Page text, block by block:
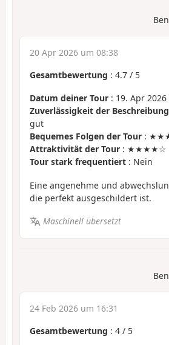
20 Apr 2026 um 08:38
Gesamtbewertung : 4.7 / 5
Datum deiner Tour : 19. Apr 2026
Zuverlässigkeit der Beschreibung
gut
Bequemes Folgen der Tour :
Attraktivität der Tour : ★★★★☆
Tour stark frequentiert : Nein
Eine angenehme und
die perfekt ausgeschildert ist.
Maschinell übersetzt
24 Feb 2026 um 16:31
Gesamtbewertung : 4 / 5